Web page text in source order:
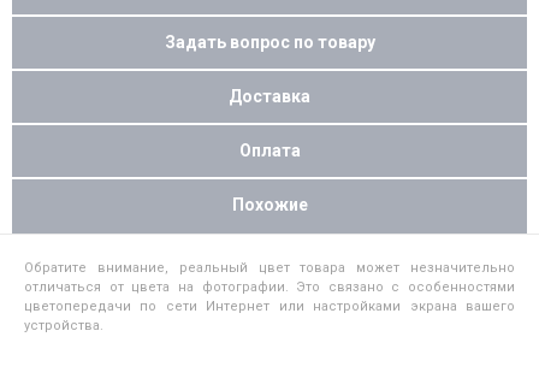
Задать вопрос по товару
Доставка
Оплата
Похожие
Обратите внимание, реальный цвет товара может незначительно
отличаться от цвета на фотографии. Это связано с особенностями
цветопередачи по сети Интернет или настройками экрана вашего
устройства.